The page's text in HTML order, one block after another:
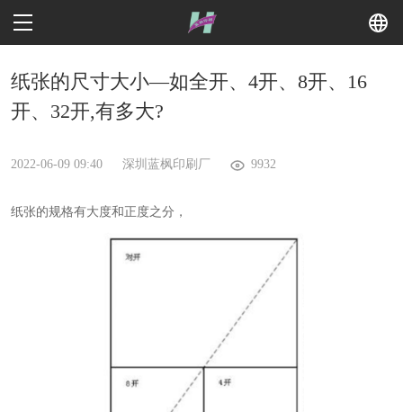
首页
关于我们
产品展示
印刷案例
纸张的尺寸大小—如全开、4开、8开、16
开、32开,有多大?
2022-06-09 09:40 深圳蓝枫印刷厂 9932
纸张的规格有大度和正度之分，